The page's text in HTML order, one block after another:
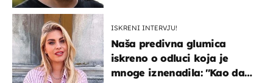
ISKRENI INTERVJU!
Naša predivna glumica
iskreno o odluci koja je
mnoge iznenadila: ''Kao da